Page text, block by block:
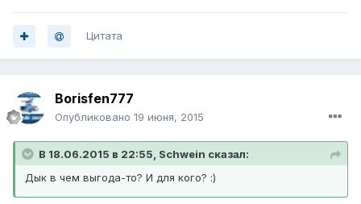
Цитата
Borisfen777
Опубликовано 19 июня, 2015
В 18.06.2015 в 22:55, Schwein сказал:
Дык в чем выгода-то? И для кого? :)